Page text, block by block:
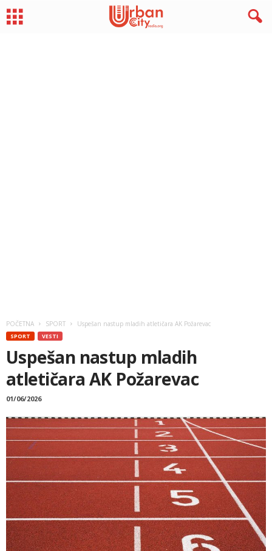
POČETNA SPORT Uspešan nastup mladih atletičara AK Požarevac
SPORT VESTI
Uspešan nastup mladih
atletičara AK Požarevac
01/06/2026